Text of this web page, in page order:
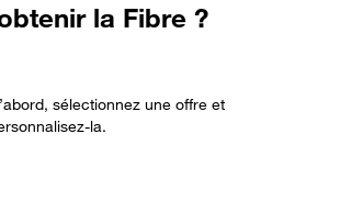
la Fibre ?
sélectionnez une offre et
la.